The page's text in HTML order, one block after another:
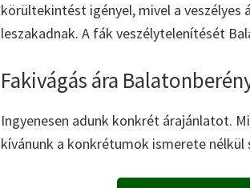
körültekintést igényel, mivel a veszélyes
leszakadnak. A fák veszélytelenítését
Fakivágás ára
Ingyenesen adunk konkrét árajánlatot.
kívánunk a konkrétumok ismerete nélkül